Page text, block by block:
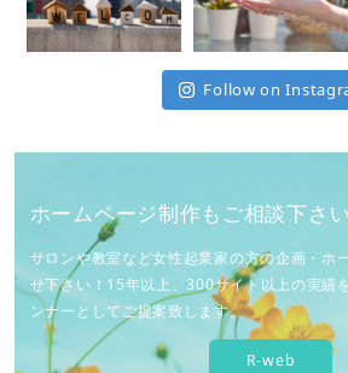
Follow on
ホームページ制作もご相談下さい
サロンや教室など女性起業家の方の企画・ホ
せ下さい！15年以上、300サイト以上の実績
ンナーとしてご提案致します。
R-web